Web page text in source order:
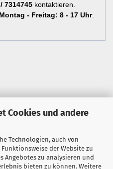
Cookies und andere
Technologien, auch von
der Website zu
Angebotes zu analysieren und
bieten zu können. Weitere
7314745kontaktieren.
Montag - Freitag: 8 - 17 Uhr.